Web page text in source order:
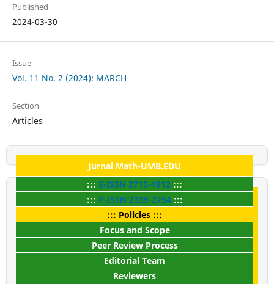
Published
2024-03-30
Issue
Vol. 11 No. 2 (2024): MARCH
Section
Articles
Jurnal Math-UMB.EDU
::: E-ISSN2715-4912 :::
::: P-ISSN 2339-2754:::
::: Policies :::
Focus and Scope
Peer Review Process
Editorial Team
Reviewers